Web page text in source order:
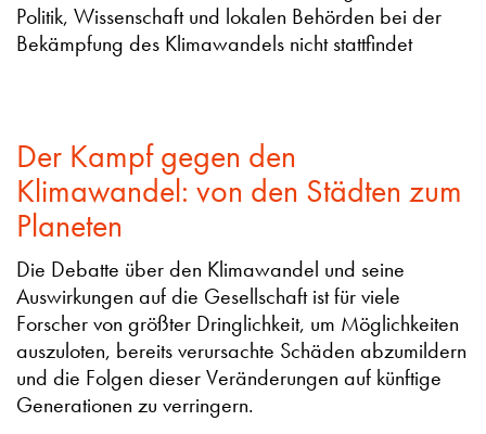
Politik, Wissenschaft und lokalen Behörden bei der
Bekämpfung des Klimawandels nicht stattfindet
Der Kampf gegen den
Klimawandel: von den Städten zum
Planeten
Die Debatte über den Klimawandel und seine
Auswirkungen auf die Gesellschaft ist für viele
Forscher von größter Dringlichkeit, um Möglichkeiten
auszuloten, bereits verursachte Schäden abzumildern
und die Folgen dieser Veränderungen auf künftige
Generationen zu verringern.